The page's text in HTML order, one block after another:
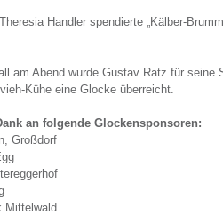
Handler spendierte „Kälber-
am Abend wurde Gustav Ratz für seine
Kühe eine Glocke überreicht.
an folgende Glockensponsoren:
Großdorf
Mittelwald